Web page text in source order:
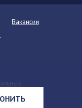
Вакансии